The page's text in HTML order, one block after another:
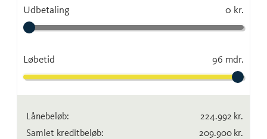
Udbetaling 0 kr.
Løbetid 96 mdr.
Lånebeløb: 224.992 kr.
Samlet kreditbeløb:
209.900 kr.